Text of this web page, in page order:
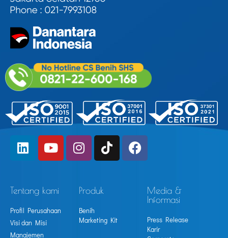
Tentang kami
Profil Perusahaan
Visi dan Misi
Manajemen
Produk
Benih
Marketing Kit
Media &
Informasi
Press Release
Karir